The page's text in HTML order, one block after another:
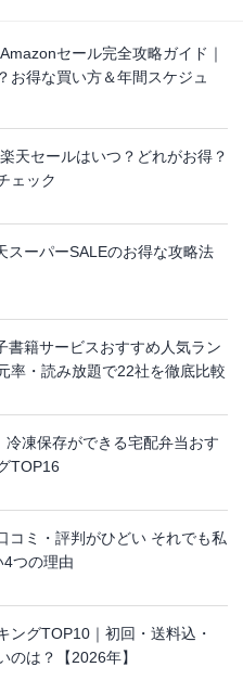
セール完全攻略ガイド｜
お得な買い方＆年間スケジュ
天セールはいつ？どれがお得？
ェック
スーパーSALEのお得な攻略法
書籍サービスおすすめ人気ラン
率・読み放題で22社を徹底比較
冷凍保存ができる宅配弁当おす
TOP16
コミ・評判がひどい それでも私
つの理由
ングTOP10｜初回・送料込・
のは？【2026年】